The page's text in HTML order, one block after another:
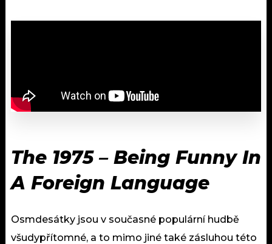
The 1975 – Being Funny In
A Foreign Language
Osmdesátky jsou v současné populární hudbě
všudypřítomné, a to mimo jiné také zásluhou této